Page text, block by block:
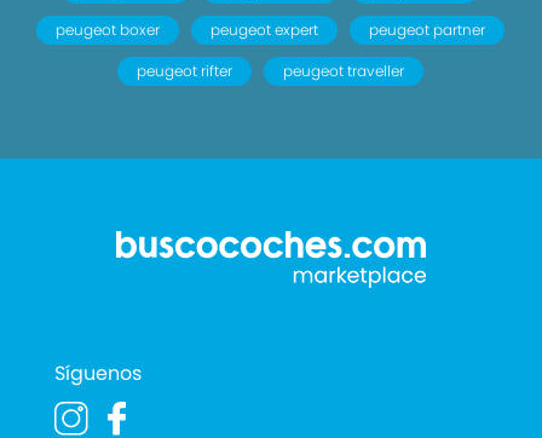
peugeot boxer
peugeot expert
peugeot partner
peugeot rifter
peugeot traveller
Síguenos